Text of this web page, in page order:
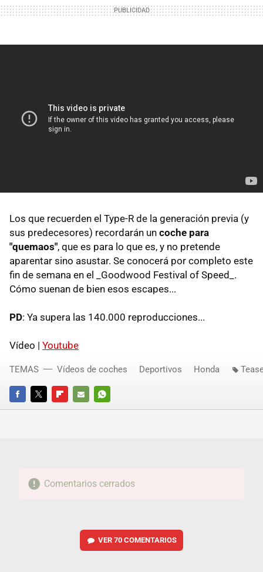
Los que recuerden el Type-R de la generación previa (y
sus predecesores) recordarán un coche para
"quemaos", que es para lo que es, y no pretende
aparentar sino asustar. Se conocerá por completo este
fin de semana en el _Goodwood Festival of Speed_.
Cómo suenan de bien esos escapes...
PD: Ya supera las 140.000 reproducciones...
Vídeo | Youtube
FACEBOOKTWITTERFLIPBOARD
E-
WHATSAPP
TEMAS Vídeos de coches Deportivos Honda
Comentarios cerrados
VER 70 COMENTARIOS